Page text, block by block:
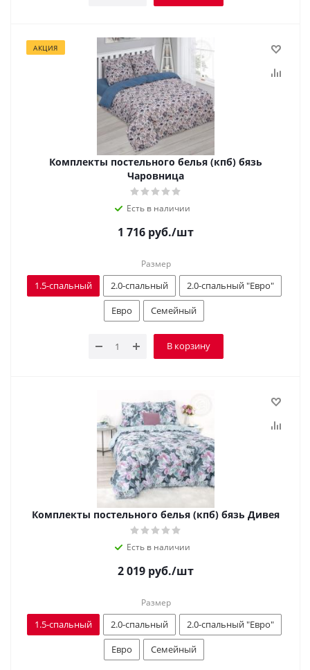
АКЦИЯ
Комплекты постельного белья (кпб) бязь
Чаровница
Есть в наличии
1 716 руб./шт
Размер
1.5-спальный 2.0-спальный
2.0-спальный "Евро"
Евро
Семейный
В корзину
Комплекты постельного белья (кпб) бязь Дивея
Есть в наличии
2 019 руб./шт
Размер
1.5-спальный 2.0-спальный
2.0-спальный "Евро"
Евро
Семейный